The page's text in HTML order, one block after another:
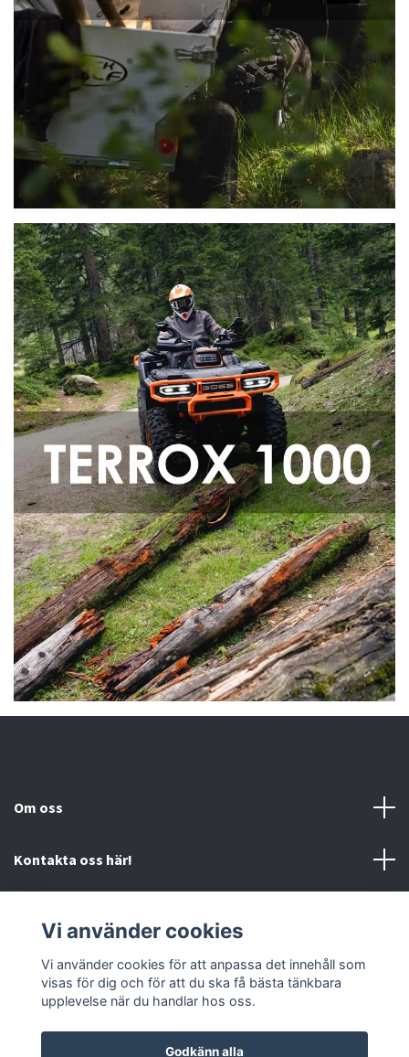
Om oss
Kontakta oss här!
Sociala medier
Vi använder cookies
Vi använder cookies för att anpassa det innehåll som
visas för dig och för att du ska få bästa tänkbara
upplevelse när du handlar hos oss.
Godkänn alla